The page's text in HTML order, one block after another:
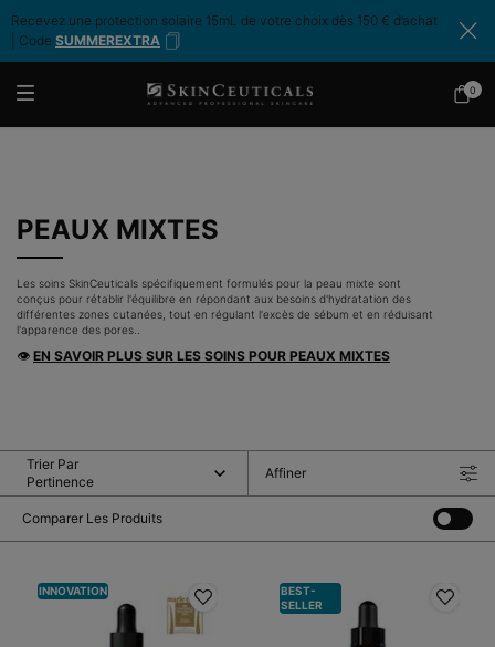
Recevez une protection solaire 15mL de votre choix dès 150 € d’achat
| Code SUMMEREXTRA
Mon
0
0
PEAUX MIXTES
Les soins SkinCeuticals spécifiquement formulés pour la peau mixte sont
conçus pour rétablir l'équilibre en répondant aux besoins d'hydratation des
différentes zones cutanées, tout en régulant l'excès de sébum et en réduisant
l'apparence des pores..
👁 EN SAVOIR PLUS SUR LES SOINS POUR PEAUX MIXTES
Comparer Les Produits
Trier Par
Affiner
Menu De Filtrage
INNOVATION
BEST-
SELLER